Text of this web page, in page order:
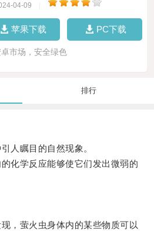
04-09
苹果下载 PC下载
市场，安全绿色
排行
瞩目的自然现象。
学反应能够使它们发出微弱的
萤火虫身体内的某些物质可以